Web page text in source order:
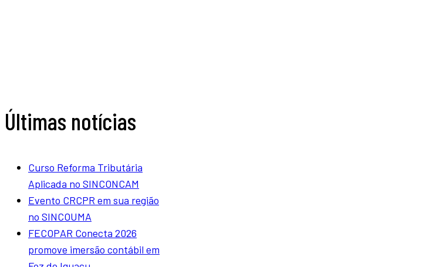
Últimas notícias
Curso Reforma Tributária
Aplicada no SINCONCAM
Evento CRCPR em sua região
no SINCOUMA
FECOPAR Conecta 2026
promove imersão contábil em